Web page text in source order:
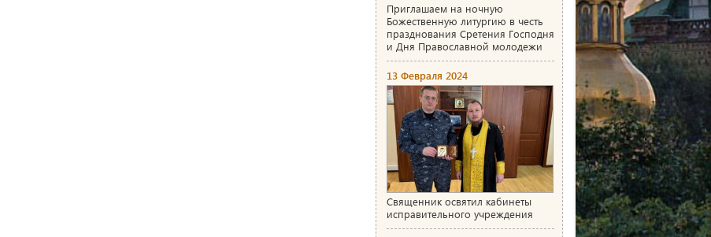
Приглашаем на ночную
Божественную литургию в честь
празднования Сретения Господня
и Дня Православной молодежи
13 Февраля 2024
Священник освятил кабинеты
исправительного учреждения